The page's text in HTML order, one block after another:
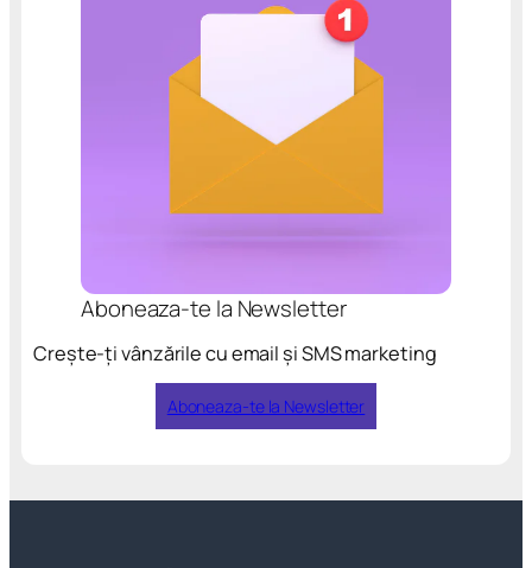
Aboneaza-te la Newsletter
Crește-ți vânzările cu email și SMS marketing
Aboneaza-te la Newsletter